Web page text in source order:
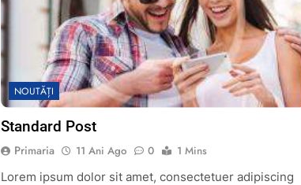
NOUTĂȚI
Standard Post
Primaria 11 Ani Ago 0
1 Mins
Lorem ipsum dolor sit amet, consectetuer adipiscing